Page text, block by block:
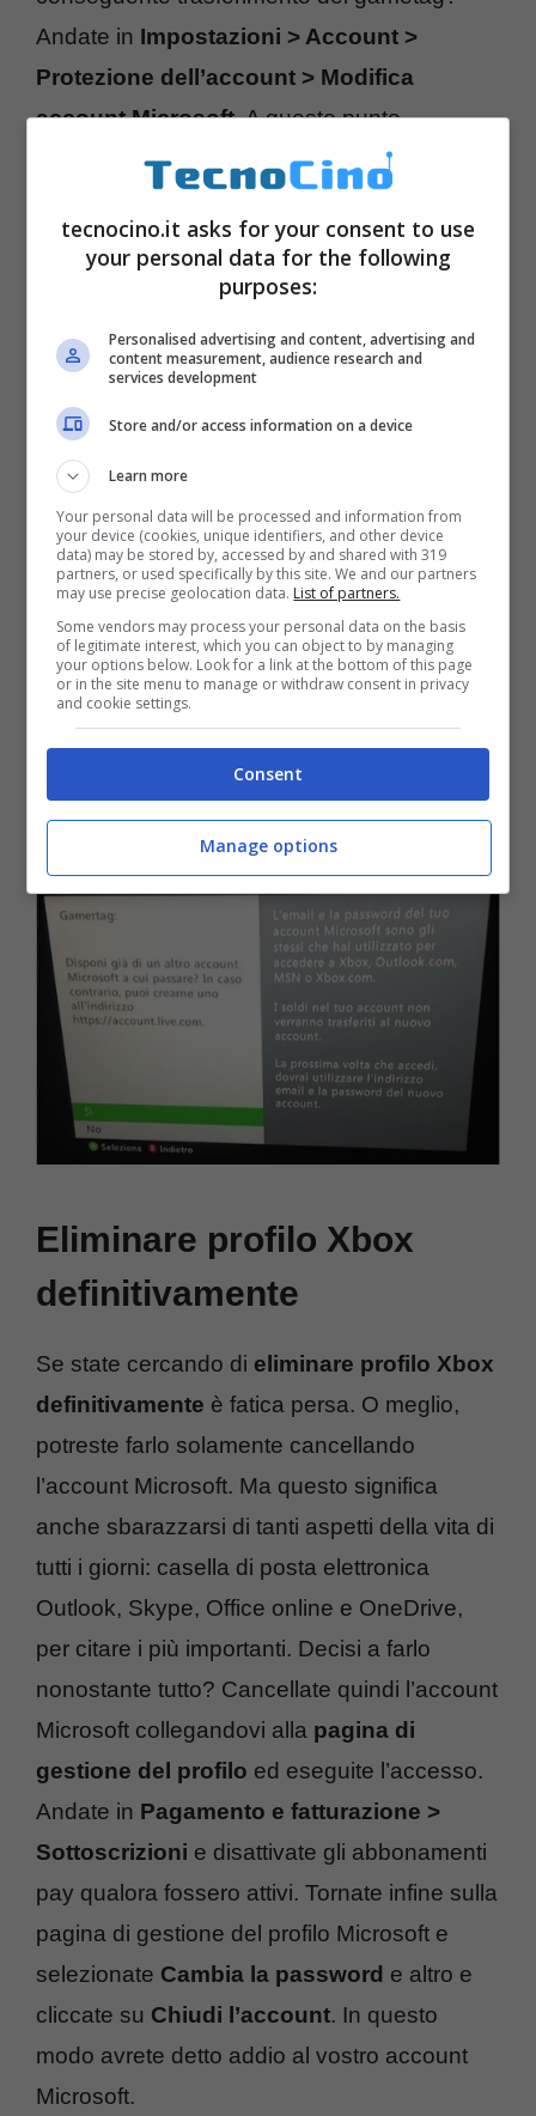
Andate in Impostazioni > Account >
Protezione dell’account > Modifica
account Microsoft. A questo punto
rispondeteSì
e immettete la password del
Accedi. Confermate la modifica una volta
digitati i vostri dati di accesso per il nuovo
seguente:Accedi > Sì > Modicia >
Aggiorna informazioni di contratto > Fatto
Per il momento non è stata rilasciata una
proceduta per Xbox One.
Eliminare profilo Xbox
definitivamente
Se state cercando di eliminare profilo Xbox
definitivamente è fatica persa. O meglio,
potreste farlo solamente cancellando
l’account Microsoft. Ma questo significa
anche sbarazzarsi di tanti aspetti della vita di
tutti i giorni: casella di posta elettronica
Outlook, Skype, Office online e OneDrive,
per citare i più importanti. Decisi a farlo
nonostante tutto? Cancellate quindi l’account
Microsoft collegandovi alla pagina di
gestione del profilo ed eseguite l’accesso.
Andate in Pagamento e fatturazione >
Sottoscrizioni e disattivate gli abbonamenti
pay qualora fossero attivi. Tornate infine sulla
pagina di gestione del profilo Microsoft e
selezionate Cambia la password e altro e
cliccate su Chiudi l’account. In questo
modo avrete detto addio al vostro account
Microsoft.
tecnocino.it asks for your consent to use
your personal data for the following
purposes:
Personalised advertising and content, advertising and
content measurement, audience research and
services development
Store and/or access information on a device
Learn more
Your personal data will be processed and information from
your device (cookies, unique identifiers, and other device
data) may be stored by, accessed by and shared with 319
partners, or used specifically by this site. We and our partners
may use precise geolocation data. List of partners.
Some vendors may process your personal data on the basis
of legitimate interest, which you can object to by managing
your options below. Look for a link at the bottom of this page
or in the site menu to manage or withdraw consent in privacy
and cookie settings.
Consent
Manage options